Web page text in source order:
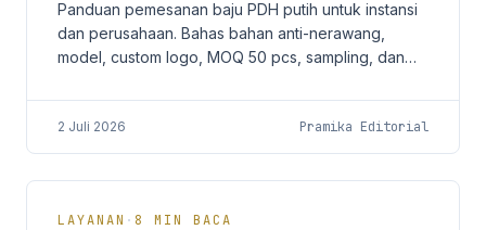
Panduan pemesanan baju PDH putih untuk instansi
dan perusahaan. Bahas bahan anti-nerawang,
model, custom logo, MOQ 50 pcs, sampling, dan
2 Juli 2026 Pramika Editorial
LAYANAN · 8 MIN BACA